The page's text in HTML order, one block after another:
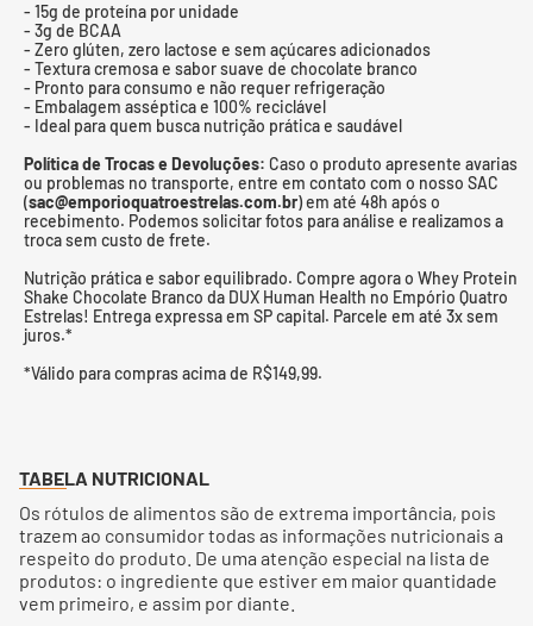
- 15g de proteína por unidade
- 3g de BCAA
- Zero glúten, zero lactose e sem açúcares adicionados
- Textura cremosa e sabor suave de chocolate branco
- Pronto para consumo e não requer refrigeração
- Embalagem asséptica e 100% reciclável
- Ideal para quem busca nutrição prática e saudável
Política de Trocas e Devoluções: Caso o produto apresente avarias
ou problemas no transporte, entre em contato com o nosso SAC
(sac@emporioquatroestrelas.com.br) em até 48h após o
recebimento. Podemos solicitar fotos para análise e realizamos a
troca sem custo de frete.
Nutrição prática e sabor equilibrado. Compre agora o Whey Protein
Shake Chocolate Branco da DUX Human Health no Empório Quatro
Estrelas! Entrega expressa em SP capital. Parcele em até 3x sem
juros.*
*Válido para compras acima de R$149,99.
TABELA NUTRICIONAL
Os rótulos de alimentos são de extrema importância, pois
trazem ao consumidor todas as informações nutricionais a
respeito do produto. De uma atenção especial na lista de
produtos: o ingrediente que estiver em maior quantidade
vem primeiro, e assim por diante.